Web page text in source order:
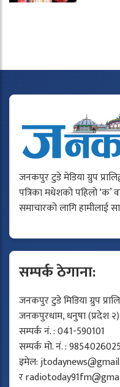
जनकपुर टुडे मेडिया ग्रुप
पत्रिका मधेशको पहिलो ‘क’
समाचारको लागि हामीलाई
सम्पर्क ठेगाना:
जनकपुर टुडे मिडिया ग्रुप प्रालि
जनकपुरधाम, धनुषा (प्रदेश २)
सम्पर्क नं. : 041-590101
सम्पर्क मो. नं. :
इमेल:
र